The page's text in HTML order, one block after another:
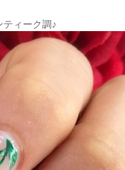
ィーク調♪